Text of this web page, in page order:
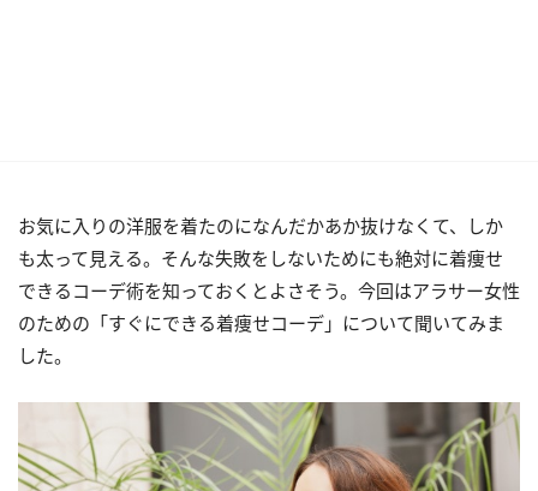
お気に入りの洋服を着たのになんだかあか抜けなくて、しか
も太って見える。そんな失敗をしないためにも絶対に着痩せ
できるコーデ術を知っておくとよさそう。今回はアラサー女性
のための「すぐにできる着痩せコーデ」について聞いてみま
した。